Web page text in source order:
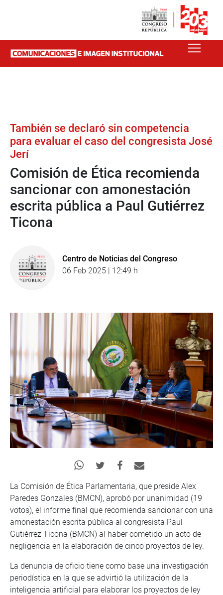
También se declaró sin competencia
para evaluar el caso del congresista José
Jerí
Comisión de Ética recomienda
sancionar con amonestación
escrita pública a Paul Gutiérrez
Ticona
Centro de Noticias del Congreso
06 Feb 2025 | 12:49 h
La Comisión de Ética Parlamentaria, que preside Alex
Paredes Gonzales (BMCN), aprobó por unanimidad (19
votos), el informe final que recomienda sancionar con una
amonestación escrita pública al congresista Paul
Gutiérrez Ticona (BMCN) al haber cometido un acto de
negligencia en la elaboración de cinco proyectos de ley.
La denuncia de oficio tiene como base una investigación
periodística en la que se advirtió la utilización de la
inteligencia artificial para elaborar los proyectos de ley